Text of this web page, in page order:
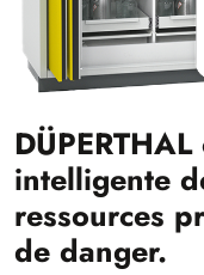
intelligente
ressources
de danger.